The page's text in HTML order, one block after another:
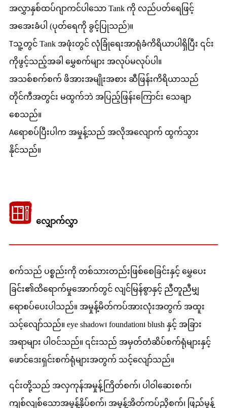
အလွှာနှစ်ထပ်ဂျာကင်ပါသော Tank ကို လည်ပတ်ရေဖြင့်
အအေးခံပါ (ပုတ်ရေကို ခွင့်ပြုသည်)။
Tသူ့တွင် Tank အဖုံးတွင် လုံခြုံရေးအာရုံခံကိရိယာပါရှိပြီး ၎င်း
ကိုဖွင့်သည့်အခါ မွှေစက်များ အလုပ်မလုပ်ပါ။
အသစ်စက်စက် ဖိအားအမျိုးအစား ဆီဖြန်းကိရိယာသည်
တိုင်ကီအတွင်း မထွက်ဘဲ အပြည့်ဖြန်းကြောင်း သေချာ
စေသည်။
Aရောစပ်ပြီးပါက အမှုန့်သည် အလိုအလျောက် ထွက်သွား
နိုင်သည်။
လျှောက်လွှာ
စက်သည် ပစ္စည်းကို တစ်သားတည်းဖြစ်စေခြင်းနှင့် မွှေပေး
ခြင်း၏ထိရောက်မှုအောက်တွင် လျင်မြန်စွာနှင့် ညီတူညီမျှ
ရောစပ်ပေးပါသည်။ အမှုန့်မိတ်ကပ်အားလုံးအတွက် အထူး
သင့်လျော်သည်။ eye shadow၊ foundation၊ blush နှင့် အခြား
အရာများ ပါဝင်သည်။ ၎င်းသည် အမှတ်တံဆိပ်စက်ရုံများနှင့်
ဖောင်ဒေးရှင်းစက်ရုံများအတွက် သင့်လျော်သည်။
၎င်းတို့သည် အလှကုန်အမှုန့်ကြိတ်စက်၊ ပါဝါဆေးစက်၊
ကျစ်လျစ်သောအမှုန့်နှိပ်စက်၊ အမှုန့်အိတ်ကပ်ညှိစက်၊ ဖြည်မှုန့်